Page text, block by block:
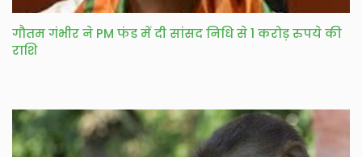
गौतम गंभीर ने PM फंड में दी सांसद निधि से 1 करोड़ रुपये की
राशि